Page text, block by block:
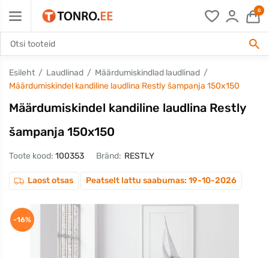
0
Esileht Laudlinad
Määrdumiskindlad laudlinad
Määrdumiskindel kandiline laudlina Restly šampanja 150x150
Määrdumiskindel kandiline laudlina Restly
šampanja 150x150
Toote kood: 100353 Bränd: RESTLY
Laost otsas Peatselt lattu saabumas: 19-10-2026
-16%